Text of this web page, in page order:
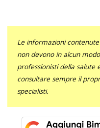
Le informazioni
non devono in alcun
professionisti della salute
consultare sempre il
specialisti.